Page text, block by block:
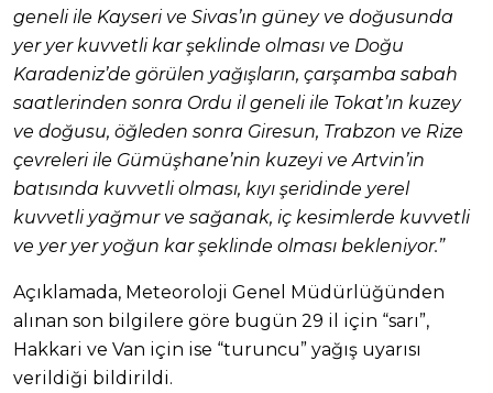
geneli ile Kayseri ve Sivas’ın güney ve doğusunda
yer yer kuvvetli kar şeklinde olması ve Doğu
Karadeniz’de görülen yağışların, çarşamba sabah
saatlerinden sonra Ordu il geneli ile Tokat’ın kuzey
ve doğusu, öğleden sonra Giresun, Trabzon ve Rize
çevreleri ile Gümüşhane’nin kuzeyi ve Artvin’in
batısında kuvvetli olması, kıyı şeridinde yerel
kuvvetli yağmur ve sağanak, iç kesimlerde kuvvetli
ve yer yer yoğun kar şeklinde olması bekleniyor.”
Açıklamada, Meteoroloji Genel Müdürlüğünden
alınan son bilgilere göre bugün 29 il için “sarı”,
Hakkari ve Van için ise “turuncu” yağış uyarısı
verildiği bildirildi.